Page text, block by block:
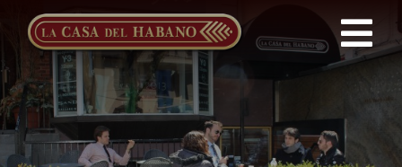
contenido
Franquicias
Productos